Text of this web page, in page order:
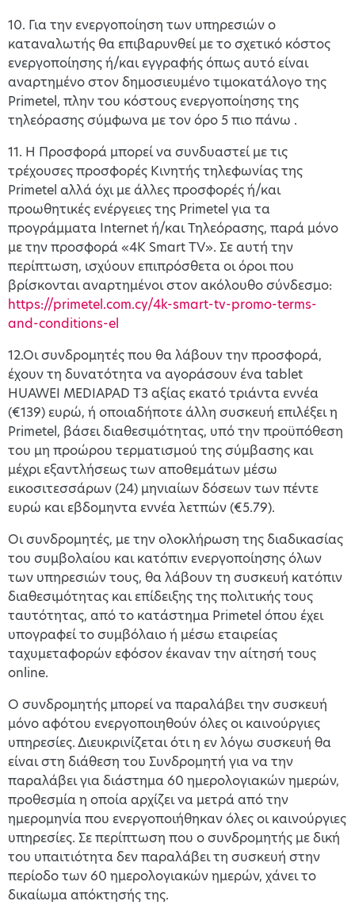
10. Για την ενεργοποίηση των υπηρεσιών ο
καταναλωτής θα επιβαρυνθεί με το σχετικό κόστος
ενεργοποίησης ή/και εγγραφής όπως αυτό είναι
αναρτημένο στον δημοσιευμένο τιμοκατάλογο της
Primetel, πλην του κόστους ενεργοποίησης της
τηλεόρασης σύμφωνα με τον όρο 5 πιο πάνω .
11. Η Προσφορά μπορεί να συνδυαστεί με τις
τρέχουσες προσφορές Κινητής τηλεφωνίας της
Primetel αλλά όχι με άλλες προσφορές ή/και
προωθητικές ενέργειες της Primetel για τα
προγράμματα Internet ή/και Τηλεόρασης, παρά μόνο
με την προσφορά «4K Smart TV». Σε αυτή την
περίπτωση, ισχύουν επιπρόσθετα οι όροι που
βρίσκονται αναρτημένοι στον ακόλουθο σύνδεσμο:
https://primetel.com.cy/4k-smart-tv-promo-terms-
and-conditions-el
12.Οι συνδρομητές που θα λάβουν την προσφορά,
έχουν τη δυνατότητα να αγοράσουν ένα tablet
HUAWEI MEDIAPAD T3 αξίας εκατό τριάντα εννέα
(€139) ευρώ, ή οποιαδήποτε άλλη συσκευή επιλέξει η
Primetel, βάσει διαθεσιμότητας, υπό την προϋπόθεση
του μη προώρου τερματισμού της σύμβασης και
μέχρι εξαντλήσεως των αποθεμάτων μέσω
εικοσιτεσσάρων (24) μηνιαίων δόσεων των πέντε
ευρώ και εβδομηντα εννέα λετπών (€5.79).
Οι συνδρομητές, με την ολοκλήρωση της διαδικασίας
του συμβολαίου και κατόπιν ενεργοποίησης όλων
των υπηρεσιών τους, θα λάβουν τη συσκευή κατόπιν
διαθεσιμότητας και επίδειξης της πολιτικής τους
ταυτότητας, από το κατάστημα Primetel όπου έχει
υπογραφεί το συμβόλαιο ή μέσω εταιρείας
ταχυμεταφορών εφόσον έκαναν την αίτησή τους
online.
Ο συνδρομητής μπορεί να παραλάβει την συσκευή
μόνο αφότου ενεργοποιηθούν όλες οι καινούργιες
υπηρεσίες. Διευκρινίζεται ότι η εν λόγω συσκευή θα
είναι στη διάθεση του Συνδρομητή για να την
παραλάβει για διάστημα 60 ημερολογιακών ημερών,
προθεσμία η οποία αρχίζει να μετρά από την
ημερομηνία που ενεργοποιήθηκαν όλες οι καινούργιες
υπηρεσίες. Σε περίπτωση που ο συνδρομητής με δική
του υπαιτιότητα δεν παραλάβει τη συσκευή στην
περίοδο των 60 ημερολογιακών ημερών, χάνει το
δικαίωμα απόκτησής της.